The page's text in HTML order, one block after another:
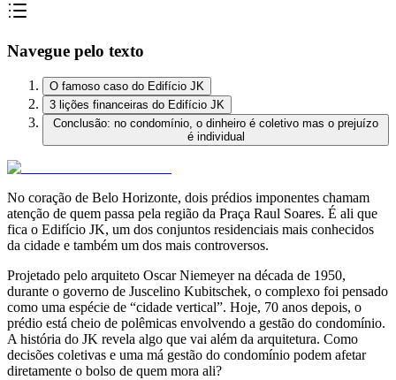
Navegue pelo texto
O famoso caso do Edifício JK
3 lições financeiras do Edifício JK
Conclusão: no condomínio, o dinheiro é coletivo mas o prejuízo
é individual
No coração de Belo Horizonte, dois prédios imponentes chamam
atenção de quem passa pela região da Praça Raul Soares. É ali que
fica o Edifício JK, um dos conjuntos residenciais mais conhecidos
da cidade e também um dos mais controversos.
Projetado pelo arquiteto Oscar Niemeyer na década de 1950,
durante o governo de Juscelino Kubitschek, o complexo foi pensado
como uma espécie de “cidade vertical”. Hoje, 70 anos depois, o
prédio está cheio de polêmicas envolvendo a gestão do condomínio.
A história do JK revela algo que vai além da arquitetura. Como
decisões coletivas e uma má gestão do condomínio podem afetar
diretamente o bolso de quem mora ali?